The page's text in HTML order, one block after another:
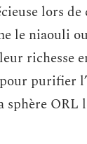
lors de
le niaouli
richesse
purifier
sphère ORL